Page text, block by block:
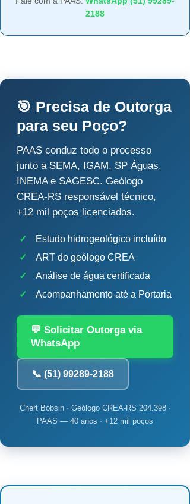
2188
🎯 Precisa de Outorga
para seu Poço?
PAAS conduz todo o processo
junto a SEMA, IGAM, SP Águas,
INEMA e SAGESC. Geólogo
CREA-RS responsável técnico,
+12 mil poços licenciados.
✓
Estudo hidrogeológico incluído
✓
ART do geólogo CREA
✓
Análise de água certificada
✓
Acompanhamento até a Portaria
💬 Solicitar Outorga via
WhatsApp
📞 (51) 99289-2188
Chert Bobsin · Geólogo CREA-RS 204.398 ·
PAAS — 40 anos · +12 mil poços